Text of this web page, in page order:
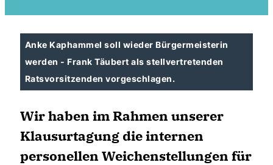
Anke Kaphammel soll wieder Bürgermeisterin
werden - Frank Täubert als stellvertretenden
Ratsvorsitzenden vorgeschlagen.
Wir haben im Rahmen unserer
Klausurtagung die internen
personellen Weichenstellungen für